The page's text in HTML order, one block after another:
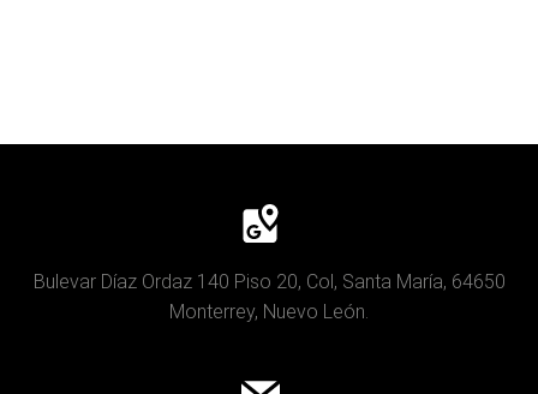
Bulevar Díaz Ordaz 140 Piso 20, Col, Santa María, 64650
Monterrey, Nuevo León.